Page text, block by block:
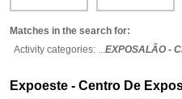
Matches in the search for:
Activity categories: ...EXPOSALÃO -
Expoeste - Centro De